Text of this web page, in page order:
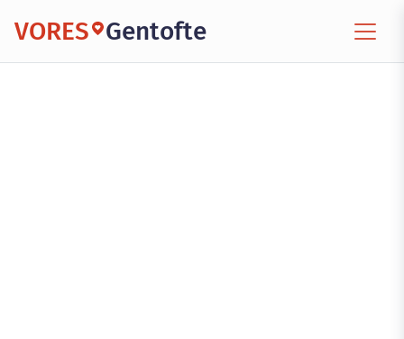
VORES Gentofte